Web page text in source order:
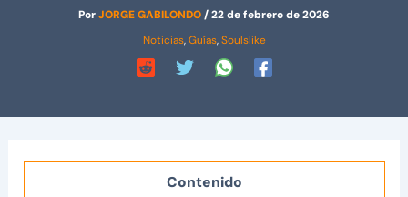
PorJORGE GABILONDO/22 de febrero de 2026
Noticias,Guías,Soulslike
Contenido